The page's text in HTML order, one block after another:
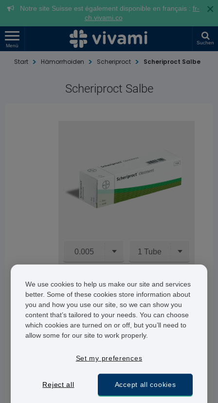
Notre site Suisse est également disponible en français : fr-
ch.vivami.co
×
Menü
Suchen
Start Hämorrhoiden Scheriproct Scheriproct Salbe
Scheriproct Salbe
0.005 1 Tube
CHF 91.95 NICHT AUF LAGER
Was ist Scheriproct Salbe und wofür
ist eine Salbe zurBehandlung
von Hämorrhoiden
. Sie reduziert Entzündungen
und lindert Beschwerden, die durch
We use cookies to help us make our site and services
better. Some of these cookies store information about
you and how you use our site, so we can show you
content that’s tailored to your needs. You can choose
which cookies are turned on or off, but you’ll need to
allow some for our site to work properly.
Set my preferences
Reject all Accept all cookies